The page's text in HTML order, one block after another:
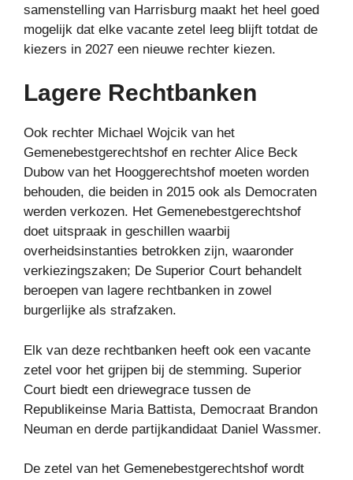
samenstelling van Harrisburg maakt het heel goed
mogelijk dat elke vacante zetel leeg blijft totdat de
kiezers in 2027 een nieuwe rechter kiezen.
Lagere Rechtbanken
Ook rechter Michael Wojcik van het
Gemenebestgerechtshof en rechter Alice Beck
Dubow van het Hooggerechtshof moeten worden
behouden, die beiden in 2015 ook als Democraten
werden verkozen. Het Gemenebestgerechtshof
doet uitspraak in geschillen waarbij
overheidsinstanties betrokken zijn, waaronder
verkiezingszaken; De Superior Court behandelt
beroepen van lagere rechtbanken in zowel
burgerlijke als strafzaken.
Elk van deze rechtbanken heeft ook een vacante
zetel voor het grijpen bij de stemming. Superior
Court biedt een driewegrace tussen de
Republikeinse Maria Battista, Democraat Brandon
Neuman en derde partijkandidaat Daniel Wassmer.
De zetel van het Gemenebestgerechtshof wordt